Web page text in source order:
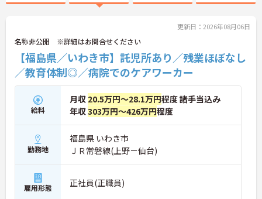
更新日：2026年08月06日
名称非公開 ※詳細はお問合せください
【福島県／いわき市】託児所あり／残業ほぼなし
／教育体制◎／病院でのケアワーカー
給料
月収 20.5万円～28.1万円程度 諸手当込み
年収303万円～426万円程度
勤務地
福島県 いわき市
ＪＲ常磐線(上野－仙台)
雇用形態 正社員(正職員)